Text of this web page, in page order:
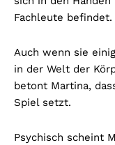
Fachleute befindet.
Auch wenn sie
in der Welt der
betont Martina,
Spiel setzt.
Psychisch scheint